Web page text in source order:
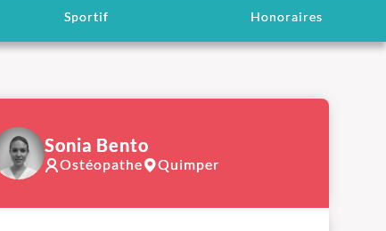
Sportif Honoraires
Sonia Bento
Ostéopathe Quimper